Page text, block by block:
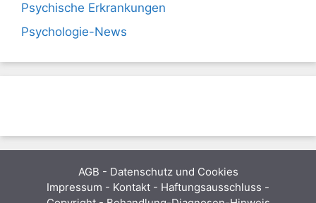
Psychische Erkrankungen
Psychologie-News
AGB - Datenschutz und Cookies
Impressum - Kontakt - Haftungsausschluss -